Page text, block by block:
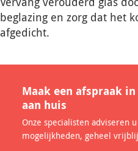
beglazing en zorg dat het
afgedicht.
Maak een afspraak
aan huis
Onze specialisten adviseren
mogelijkheden, geheel